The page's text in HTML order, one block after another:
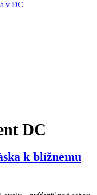
v DC
DC
k blížnemu